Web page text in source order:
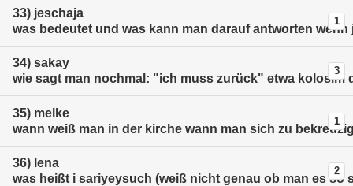
33) jeschaja
was bedeutet und was kann man darauf antworten
1
34) sakay
wie sagt man nochmal: "ich muss zurück" etwa
3
35) melke
wann weiß man in der kirche wann man sich zu
1
36) lena
was heißt i sariyeysuch (weiß nicht genau ob man es
2